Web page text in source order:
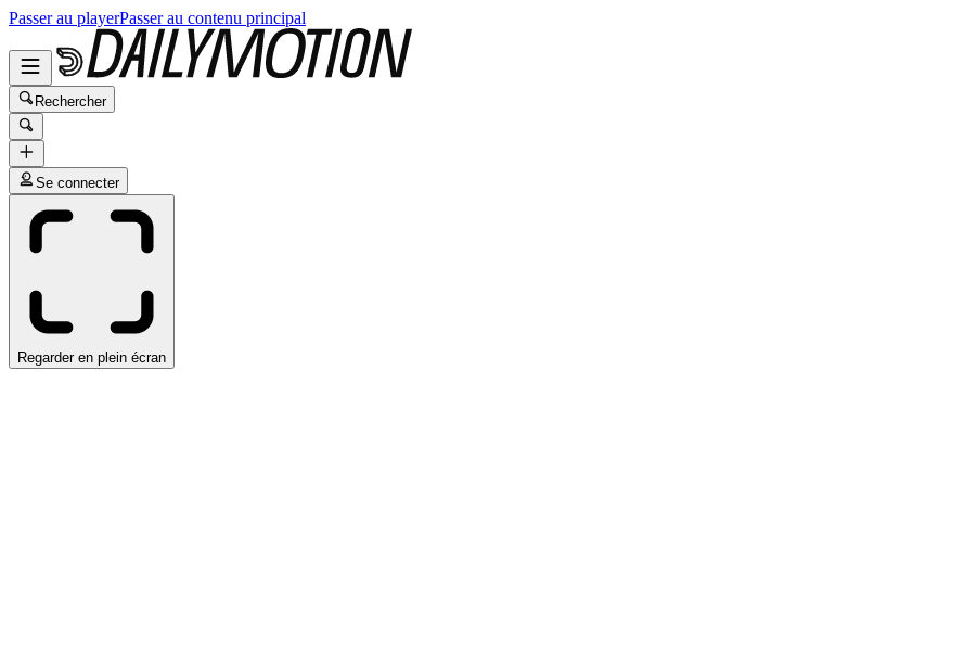
Passer au playerPasser au contenu principal
Rechercher
Se connecter
Regarder en plein écran